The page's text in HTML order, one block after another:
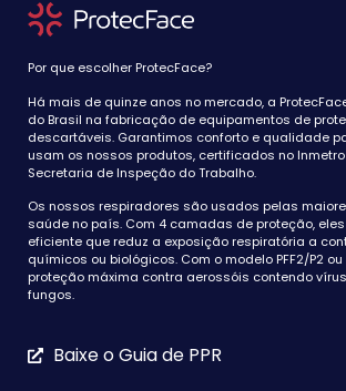
Por que escolher ProtecFace?
Há mais de quinze anos no mercado, a
do Brasil na fabricação de equipamentos de
descartáveis. Garantimos conforto e qualidade
usam os nossos produtos, certificados no Inmetro
Secretaria de Inspeção do Trabalho.
Os nossos respiradores são usados pelas
saúde no país. Com 4 camadas de proteção,
eficiente que reduz a exposição respiratória a
químicos ou biológicos. Com o modelo PFF2/P2
proteção máxima contra aerossóis contendo
fungos.
Baixe o Guia de PPR